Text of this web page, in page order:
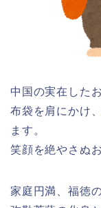
中国の実在した
布袋を肩にかけ
ます。
笑顔を絶やさぬ
家庭円満、福徳